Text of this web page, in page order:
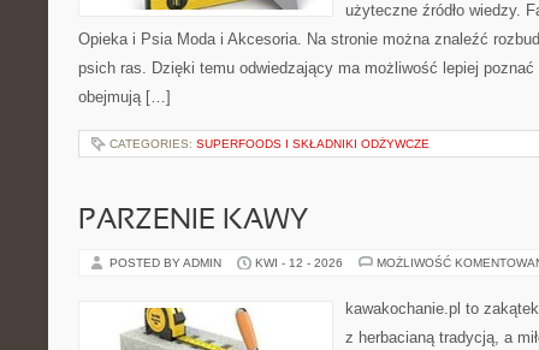
użyteczne źródło wiedzy.
Opieka i Psia Moda i Akcesoria. Na stronie można znaleźć
psich ras. Dzięki temu odwiedzający ma możliwość lepiej
obejmują […]
CATEGORIES: SUPERFOODS I SKŁADNIKI ODŻYWCZE
PARZENIE KAWY
POSTED BY ADMIN KWI - 12 - 2026 MOŻLIWOŚĆ
kawakochanie.pl to
z herbacianą tradycją, a